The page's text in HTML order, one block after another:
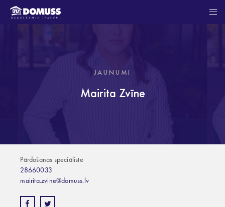
JAUNUMI
Mairita Zvīne
Pārdošanas speciāliste
28660033
mairita.zvine@domuss.lv